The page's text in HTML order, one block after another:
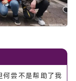
何尝不是帮助了我